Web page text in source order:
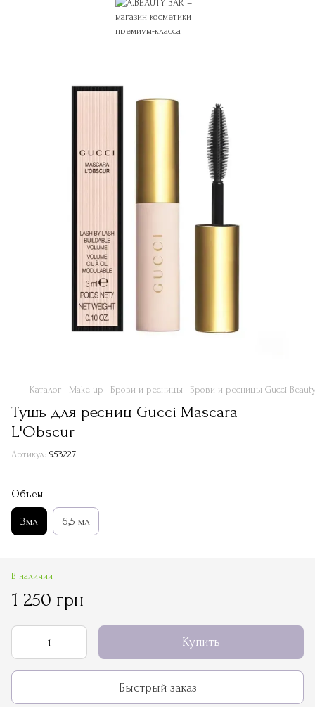
Каталог Make up Брови и ресницы Брови и ресницы Gucci
Тушь для ресниц Gucci Mascara
L'Obscur
Артикул: 953227
Объем
3мл 6,5 мл
В наличии
1 250 грн
Купить
Быстрый заказ